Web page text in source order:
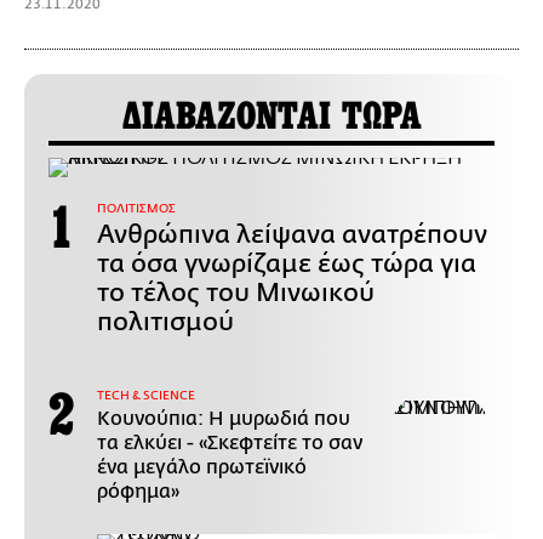
23.11.2020
ΔΙΑΒΑΖΟΝΤΑΙ ΤΩΡΑ
ΠΟΛΙΤΙΣΜΟΣ
Ανθρώπινα λείψανα ανατρέπουν
τα όσα γνωρίζαμε έως τώρα για
το τέλος του Μινωικού
πολιτισμού
ΤECH & SCIENCE
Κουνούπια: Η μυρωδιά που
τα ελκύει - «Σκεφτείτε το σαν
ένα μεγάλο πρωτεϊνικό
ρόφημα»